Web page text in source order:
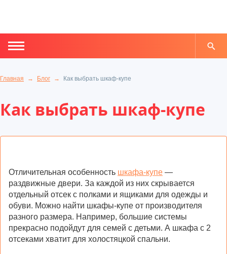
Главная Блог Как выбрать шкаф-купе
Как выбрать шкаф-купе
Отличительная особенность шкафа-купе —
раздвижные двери. За каждой из них скрывается
отдельный отсек с полками и ящиками для одежды и
обуви. Можно найти шкафы-купе от производителя
разного размера. Например, большие системы
прекрасно подойдут для семей с детьми. А шкафа с 2
отсеками хватит для холостяцкой спальни.